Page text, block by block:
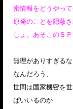
密情報をどうやっ
原発のことを隠蔽
しょ。あそこのＳ
無理がありすぎるな
なんだろう、
世間は国家機密を
ぱいいるのか